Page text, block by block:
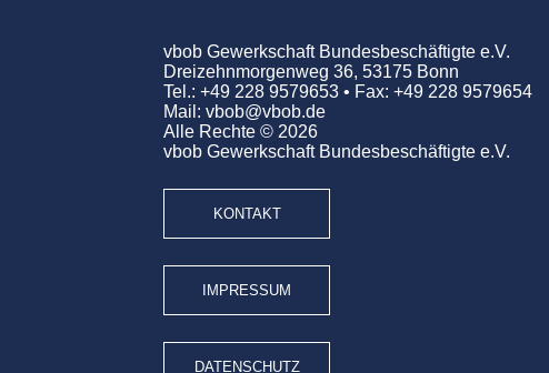
vbob Gewerkschaft Bundesbeschäftigte e.V.
Dreizehnmorgenweg 36, 53175 Bonn
Tel.: +49 228 9579653 • Fax: +49 228 9579654
Mail: vbob@vbob.de
Alle Rechte © 2026
vbob Gewerkschaft Bundesbeschäftigte e.V.
KONTAKT
IMPRESSUM
DATENSCHUTZ